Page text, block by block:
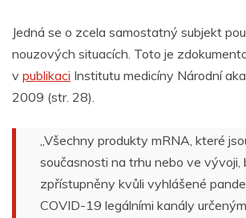
Jedná se o zcela samostatný subjekt
nouzových situacích. Toto je
v publikaci Institutu medicíny Národní
2009 (str. 28).
„Všechny produkty mRNA, které
současnosti na trhu nebo ve vývoji,
zpřístupněny kvůli vyhlášené
COVID-19 legálními kanály